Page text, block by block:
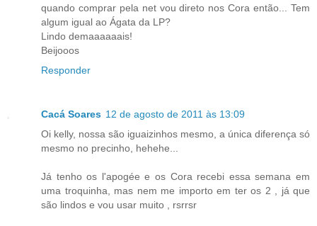
quando comprar pela net vou direto nos Cora então... Tem
algum igual ao Ágata da LP?
Lindo demaaaaaais!
Beijooos
Responder
Cacá Soares 12 de agosto de 2011 às 13:09
Oi kelly, nossa são iguaizinhos mesmo, a única diferença só
mesmo no precinho, hehehe...
Já tenho os l'apogée e os Cora recebi essa semana em
uma troquinha, mas nem me importo em ter os 2 , já que
são lindos e vou usar muito , rsrrsr